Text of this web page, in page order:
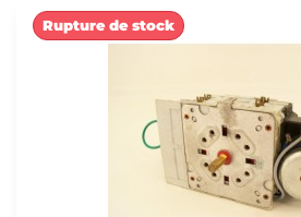
Rupture de stock